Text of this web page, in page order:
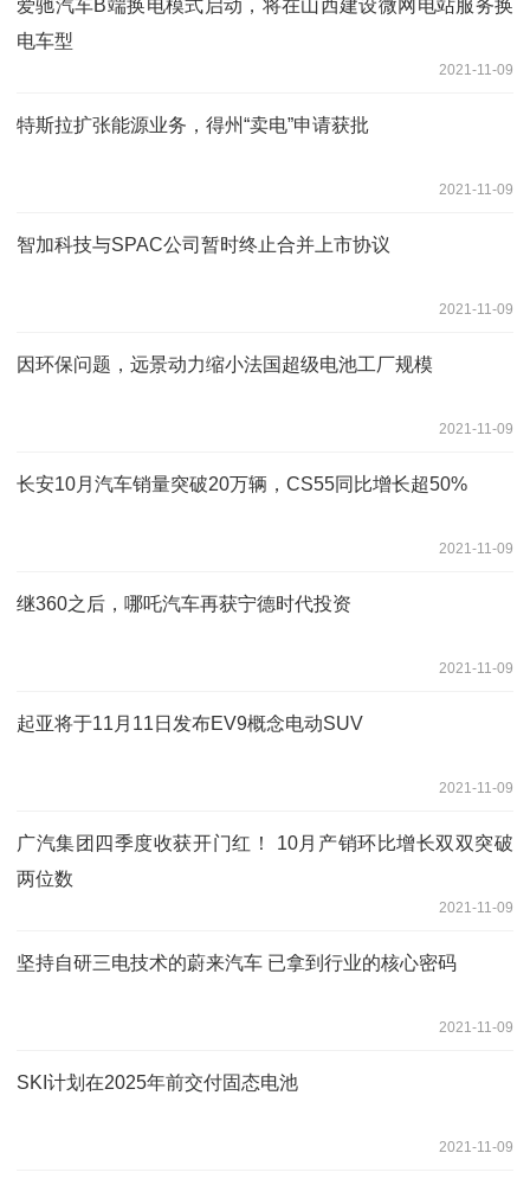
爱驰汽车B端换电模式启动，将在山西建设微网电站服务换
电车型
2021-11-09
特斯拉扩张能源业务，得州“卖电”申请获批
2021-11-09
智加科技与SPAC公司暂时终止合并上市协议
2021-11-09
因环保问题，远景动力缩小法国超级电池工厂规模
2021-11-09
长安10月汽车销量突破20万辆，CS55同比增长超50%
2021-11-09
继360之后，哪吒汽车再获宁德时代投资
2021-11-09
起亚将于11月11日发布EV9概念电动SUV
2021-11-09
广汽集团四季度收获开门红！ 10月产销环比增长双双突破
两位数
2021-11-09
坚持自研三电技术的蔚来汽车 已拿到行业的核心密码
2021-11-09
SKI计划在2025年前交付固态电池
2021-11-09